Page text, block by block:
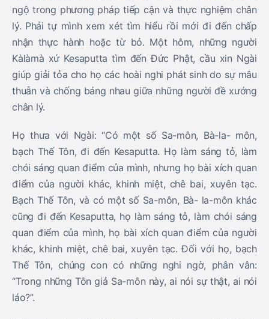
ngộ trong phương pháp tiếp cận và thực nghiệm chân
lý. Phải tự mình xem xét tìm hiểu rồi mới đi đến chấp
nhận thực hành hoặc từ bỏ. Một hôm, những người
Kàlàmà xứ Kesaputta tìm đến Đức Phật, cầu xin Ngài
giúp giải tỏa cho họ các hoài nghi phát sinh do sự mâu
thuẫn và chống báng nhau giữa những người đề xướng
chân lý.
Họ thưa với Ngài: “Có một số Sa-môn, Bà-la- môn,
bạch Thế Tôn, đi đến Kesaputta. Họ làm sáng tỏ, làm
chói sáng quan điểm của mình, nhưng họ bài xích quan
điểm của người khác, khinh miệt, chê bai, xuyên tạc.
Bạch Thế Tôn, và có một số Sa-môn, Bà- la-môn khác
cũng đi đến Kesaputta, họ làm sáng tỏ, làm chói sáng
quan điểm của mình, họ bài xích quan điểm của người
khác, khinh miệt, chê bai, xuyên tạc. Đối với họ, bạch
Thế Tôn, chúng con có những nghi ngờ, phân vân:
“Trong những Tôn giả Sa-môn này, ai nói sự thật, ai nói
láo?”.